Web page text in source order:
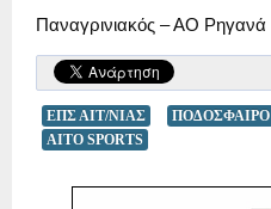
Παναγρινιακός – ΑΟ Ρηγανά
ΕΠΣ ΑΙΤ/ΝΙΑΣ ΠΟΔΟΣΦΑΙΡΟ
AITO SPORTS